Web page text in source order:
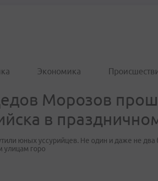
Экономика
Морозов
в
юных уссурийцев. Не один и даже не
улицам горо